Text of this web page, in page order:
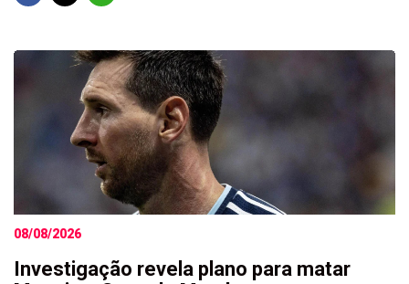
08/08/2026
Investigação revela plano para matar